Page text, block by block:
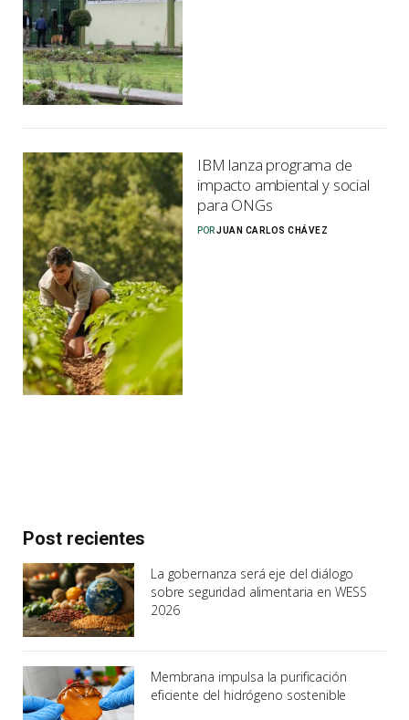
IBM lanza programa de
impacto ambiental y social
para ONGs
PORJUAN CARLOS CHÁVEZ
Post recientes
La gobernanza será eje del diálogo
sobre seguridad alimentaria en WESS
2026
Membrana impulsa la purificación
eficiente del hidrógeno sostenible